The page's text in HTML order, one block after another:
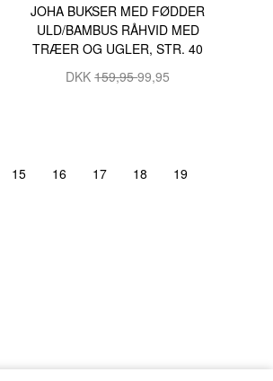
JOHA BUKSER MED FØDDER
ULD/BAMBUS RÅHVID MED
TRÆER OG UGLER, STR. 40
DKK159,9599,95
15 16 17 18
19